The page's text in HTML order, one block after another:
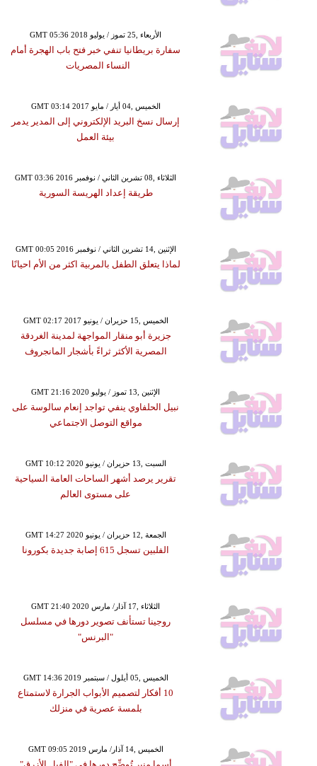
GMT 05:36 2018 الأربعاء ,25 تموز / يوليو
سفارة بريطانيا تنفي خبر فتح باب الهجرة أمام
النساء المصريات
GMT 03:14 2017 الخميس ,04 أيار / مايو
إرسال نسخ البريد الإلكتروني إلى المدير يدمر
بيئة العمل
GMT 03:36 2016 الثلاثاء ,08 تشرين الثاني / نوفمبر
طريقة إعداد الهريسة السورية
GMT 00:05 2016 الإثنين ,14 تشرين الثاني / نوفمبر
لماذا يتعلق الطفل بالمربية اكثر من الأم احيانًا
GMT 02:17 2017 الخميس ,15 حزيران / يونيو
جزيرة أبو منقار المواجهة لمدينة الغردقة
المصرية الأكثر ثراءً بأشجار المانجروف
GMT 21:16 2020 الإثنين ,13 تموز / يوليو
نبيل الحلفاوي ينفي تواجد إنعام سالوسة على
مواقع التوصل الاجتماعي
GMT 10:12 2020 السبت ,13 حزيران / يونيو
تقرير يرصد أشهر الساحات العامة السياحية
على مستوى العالم
GMT 14:27 2020 الجمعة ,12 حزيران / يونيو
الفلبين تسجل 615 إصابة جديدة بكورونا
GMT 21:40 2020 الثلاثاء ,17 آذار/ مارس
روجينا تستأنف تصوير دورها في مسلسل
"البرنس"
GMT 14:36 2019 الخميس ,05 أيلول / سبتمبر
10 أفكار لتصميم الأبواب الجرارة لاستمتاع
بلمسة عصرية في منزلك
GMT 09:05 2019 الخميس ,14 آذار/ مارس